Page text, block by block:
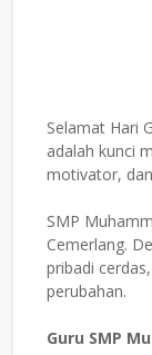
Selamat Hari
adalah kunci
motivator,
SMP
Cemerlang.
pribadi
perubahan.
Guru SMP